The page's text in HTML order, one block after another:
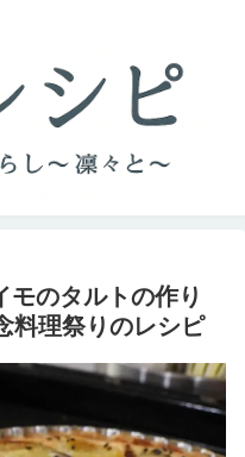
モのタルトの作り
料理祭りのレシピ